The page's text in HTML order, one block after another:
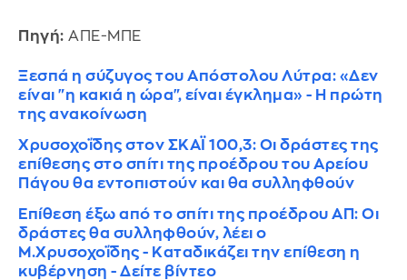
Πηγή: ΑΠΕ-ΜΠΕ
Ξεσπά η σύζυγος του Απόστολου Λύτρα: «Δεν
είναι "η κακιά η ώρα", είναι έγκλημα» - Η πρώτη
της ανακοίνωση
Χρυσοχοΐδης στον ΣΚΑΪ 100,3: Οι δράστες της
επίθεσης στο σπίτι της προέδρου του Αρείου
Πάγου θα εντοπιστούν και θα συλληφθούν
Επίθεση έξω από το σπίτι της προέδρου ΑΠ: Οι
δράστες θα συλληφθούν, λέει ο
Μ.Χρυσοχοΐδης - Καταδικάζει την επίθεση η
κυβέρνηση - Δείτε βίντεο